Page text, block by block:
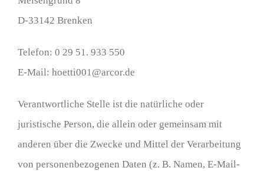
D-33142 Brenken
Telefon: 0 29 51. 933 550
E-Mail: hoetti001@arcor.de
Verantwortliche Stelle ist die natürliche oder
juristische Person, die allein oder gemeinsam mit
anderen über die Zwecke und Mittel der Verarbeitung
von personenbezogenen Daten (z. B. Namen, E-Mail-